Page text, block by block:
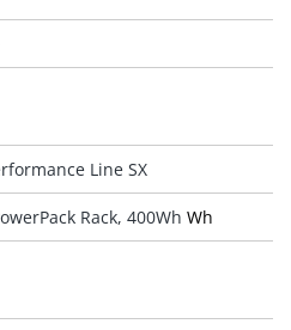
Line SX
Rack, 400Wh Wh